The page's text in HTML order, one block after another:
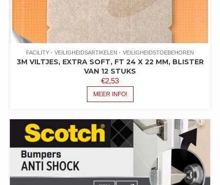
FACILITY VEILIGHEIDSARTIKELEN VEILIGHEIDSTOEBEHOREN
3M VILTJES, EXTRA SOFT, FT 24 X 22 MM, BLISTER
VAN 12 STUKS
€2,53
MEER INFO!